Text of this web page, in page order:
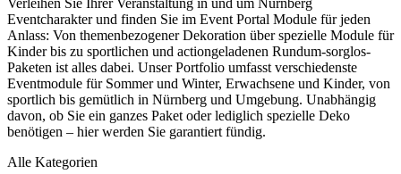
Eventcharakter und finden Sie im Event Portal Module für jeden
Anlass: Von themenbezogener Dekoration über spezielle Module für
Kinder bis zu sportlichen und actiongeladenen Rundum-sorglos-
Paketen ist alles dabei. Unser Portfolio umfasst verschiedenste
Eventmodule für Sommer und Winter, Erwachsene und Kinder, von
sportlich bis gemütlich in Nürnberg und Umgebung. Unabhängig
davon, ob Sie ein ganzes Paket oder lediglich spezielle Deko
benötigen – hier werden Sie garantiert fündig.
Alle Kategorien